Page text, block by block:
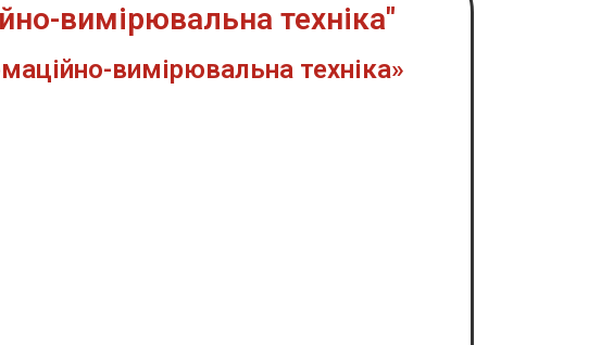
вимірювальна техніка"
вимірювальна техніка»